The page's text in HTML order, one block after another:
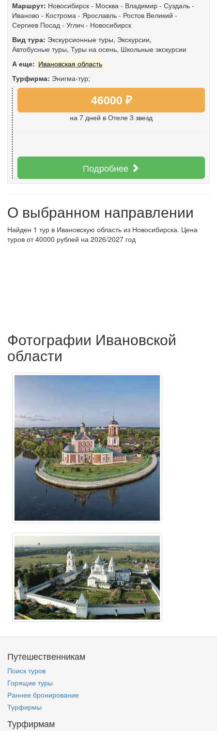
Маршрут: Новосибирск - Москва - Владимир - Суздаль -
Иваново - Кострома - Ярославль - Ростов Великий -
Сергиев Посад - Углич - Новосибирск
Вид тура: Экскурсионные туры, Экскурсии,
Автобусные туры, Туры на осень, Школьные экскурсии
А еще: Ивановская область
Турфирма: Энигма-тур;
46000 ₽
на 7 дней в Отеле 3 звезд
Подробнее
О выбранном направлении
Найден 1 тур в Ивановскую область из Новосибирска. Цена
туров от 40000 рублей на 2026/2027 год
Фотографии Ивановской
области
Путешественникам
Поиск туров
Горящие туры
Раннее бронирование
Турфирмы
Турфирмам